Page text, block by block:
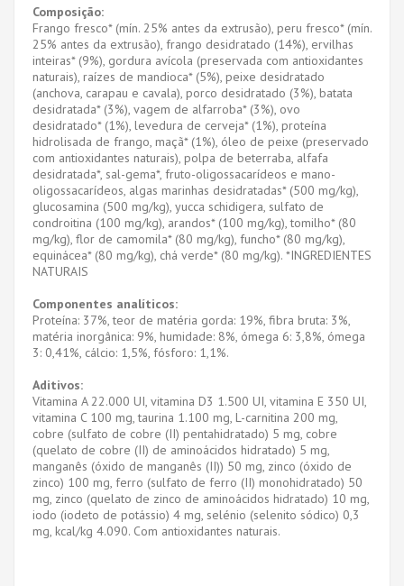
Composição:
Frango fresco* (mín. 25% antes da extrusão), peru fresco* (mín.
25% antes da extrusão), frango desidratado (14%), ervilhas
inteiras* (9%), gordura avícola (preservada com antioxidantes
naturais), raízes de mandioca* (5%), peixe desidratado
(anchova, carapau e cavala), porco desidratado (3%), batata
desidratada* (3%), vagem de alfarroba* (3%), ovo
desidratado* (1%), levedura de cerveja* (1%), proteína
hidrolisada de frango, maçã* (1%), óleo de peixe (preservado
com antioxidantes naturais), polpa de beterraba, alfafa
desidratada*, sal-gema*, fruto-oligossacarídeos e mano-
oligossacarídeos, algas marinhas desidratadas* (500 mg/kg),
glucosamina (500 mg/kg), yucca schidigera, sulfato de
condroitina (100 mg/kg), arandos* (100 mg/kg), tomilho* (80
mg/kg), flor de camomila* (80 mg/kg), funcho* (80 mg/kg),
equinácea* (80 mg/kg), chá verde* (80 mg/kg). *INGREDIENTES
NATURAIS
Componentes analíticos:
Proteína: 37%, teor de matéria gorda: 19%, fibra bruta: 3%,
matéria inorgânica: 9%, humidade: 8%, ómega 6: 3,8%, ómega
3: 0,41%, cálcio: 1,5%, fósforo: 1,1%.
Aditivos:
Vitamina A 22.000 UI, vitamina D3 1.500 UI, vitamina E 350 UI,
vitamina C 100 mg, taurina 1.100 mg, L-carnitina 200 mg,
cobre (sulfato de cobre (II) pentahidratado) 5 mg, cobre
(quelato de cobre (II) de aminoácidos hidratado) 5 mg,
manganês (óxido de manganês (II)) 50 mg, zinco (óxido de
zinco) 100 mg, ferro (sulfato de ferro (II) monohidratado) 50
mg, zinco (quelato de zinco de aminoácidos hidratado) 10 mg,
iodo (iodeto de potássio) 4 mg, selénio (selenito sódico) 0,3
mg, kcal/kg 4.090. Com antioxidantes naturais.